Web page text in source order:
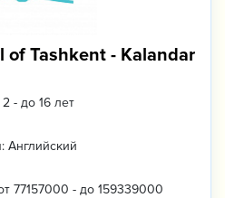
of Tashkent - Kalandar
- до 16 лет
Английский
77157000 - до 159339000